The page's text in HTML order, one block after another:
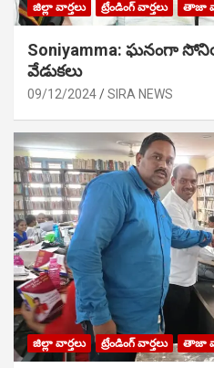
జిల్లా వార్తలు ట్రేండింగ్ వార్తలు తాజా
Soniyamma: ఘ‌నంగా
వేడుక‌లు
09/12/2024 SIRA NEWS
జిల్లా వార్తలు ట్రేండింగ్ వార్తలు తాజా